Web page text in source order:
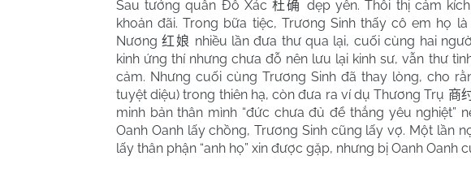
Sau tướng quân Đỗ Xác 杜确 dẹp yên. Thôi thị cảm
khoản đãi. Trong bữa tiệc, Trương Sinh thấy cô em họ
Nương 红娘 nhiều lần đưa thư qua lại, cuối cùng hai
kinh ứng thí nhưng chưa đỗ nên lưu lại kinh sư, vẫn thư
cảm. Nhưng cuối cùng Trương Sinh đã thay lòng, cho
tuyệt diệu) trong thiên hạ, còn đưa ra ví dụ Thương Trụ 商
minh bản thân mình “đức chưa đủ để thắng yêu nghiệt”
Oanh Oanh lấy chồng, Trương Sinh cũng lấy vợ. Một lần
lấy thân phận “anh họ” xin được gặp, nhưng bị Oanh Oanh